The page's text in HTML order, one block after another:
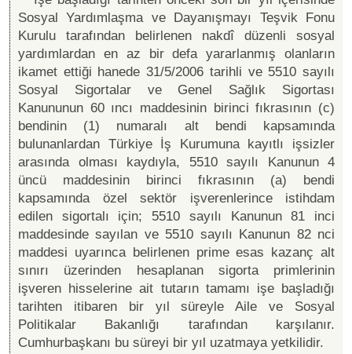
Sosyal Yardımlaşma ve Dayanışmayı Teşvik Fonu
Kurulu tarafından belirlenen nakdî düzenli sosyal
yardımlardan en az bir defa yararlanmış olanların
ikamet ettiği hanede 31/5/2006 tarihli ve 5510 sayılı
Sosyal Sigortalar ve Genel Sağlık Sigortası
Kanununun 60 ıncı maddesinin birinci fıkrasının (c)
bendinin (1) numaralı alt bendi kapsamında
bulunanlardan Türkiye İş Kurumuna kayıtlı işsizler
arasında olması kaydıyla, 5510 sayılı Kanunun 4
üncü maddesinin birinci fıkrasının (a) bendi
kapsamında özel sektör işverenlerince istihdam
edilen sigortalı için; 5510 sayılı Kanunun 81 inci
maddesinde sayılan ve 5510 sayılı Kanunun 82 nci
maddesi uyarınca belirlenen prime esas kazanç alt
sınırı üzerinden hesaplanan sigorta primlerinin
işveren hisselerine ait tutarın tamamı işe başladığı
tarihten itibaren bir yıl süreyle Aile ve Sosyal
Politikalar Bakanlığı tarafından karşılanır.
Cumhurbaşkanı bu süreyi bir yıl uzatmaya yetkilidir.